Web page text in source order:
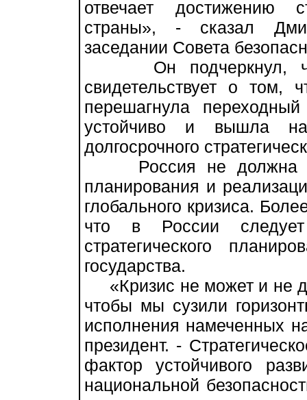
отвечает достижению
страны», - сказал
заседании Совета
Он подчеркнул, что
свидетельствует о том,
перешагнула
устойчиво и вышла на
долгосрочного
Россия не должна
планирования и
глобального кризиса.
что в России следует
стратегического
государства.
«Кризис не может и не
чтобы мы сузили
исполнения намеченных
президент. -
фактор устойчивого
национальной